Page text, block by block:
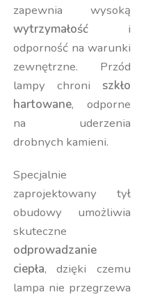
zapewnia wysoką
wytrzymałość i
odporność na warunki
zewnętrzne. Przód
lampy chroni szkło
hartowane, odporne
na uderzenia
drobnych kamieni.
Specjalnie
zaprojektowany tył
obudowy umożliwia
skuteczne
odprowadzanie
ciepła, dzięki czemu
lampa nie przegrzewa